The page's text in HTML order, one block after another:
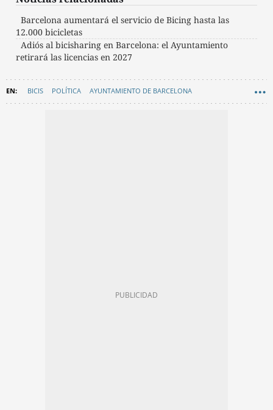
Barcelona aumentará el servicio de Bicing hasta las
12.000 bicicletas
Adiós al bicisharing en Barcelona: el Ayuntamiento
retirará las licencias en 2027
BICIS POLÍTICA AYUNTAMIENTO DE BARCELONA